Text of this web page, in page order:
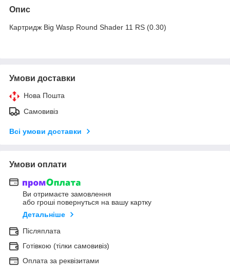
Опис
Картридж Big Wasp Round Shader 11 RS (0.30)
Умови доставки
Нова Пошта
Самовивіз
Всі умови доставки
Умови оплати
Ви отримаєте замовлення
або гроші повернуться на вашу картку
Детальніше
Післяплата
Готівкою (тілки самовивіз)
Оплата за реквізитами